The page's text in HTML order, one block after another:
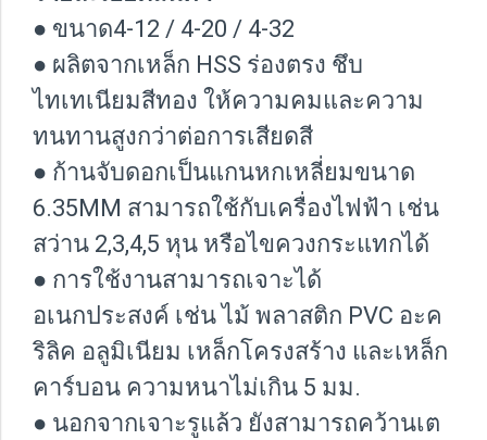
● ขนาด4-12 / 4-20 / 4-32
● ผลิตจากเหล็ก HSS ร่องตรง ชึบ
ไทเทเนียมสีทอง ให้ความคมและความ
ทนทานสูงกว่าต่อการเสียดสี
● ก้านจับดอกเป็นแกนหกเหลี่ยมขนาด
6.35MM สามารถใช้กับเครื่องไฟฟ้า เช่น
สว่าน 2,3,4,5 หุน หรือไขควงกระแทกได้
● การใช้งานสามารถเจาะได้
อเนกประสงค์ เช่น ไม้ พลาสติก PVC อะค
ริลิค อลูมิเนียม เหล็กโครงสร้าง และเหล็ก
คาร์บอน ความหนาไม่เกิน 5 มม.
● นอกจากเจาะรูแล้ว ยังสามารถคว้านเต